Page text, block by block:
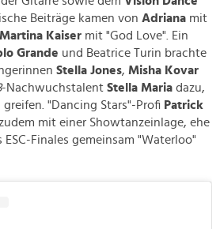
Beiträge kamen von Adriana mit
Martina Kaiser mit "God Love". Ein
Grande und Beatrice Turin brachte
Stella Jones, Misha Kovar
-Nachwuchstalent Stella Maria dazu,
"Dancing Stars"-Profi Patrick
mit einer Showtanzeinlage, ehe
Finales gemeinsam "Waterloo"